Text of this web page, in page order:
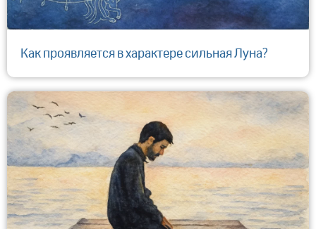
​Как проявляется в характере сильная Луна?